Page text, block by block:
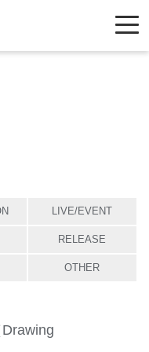
LIVE/EVENT
RELEASE
OTHER